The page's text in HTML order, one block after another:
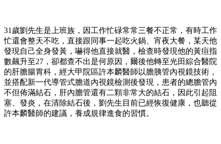
31歲劉先生是上班族，因工作忙碌常常三餐不正常，有時工作
忙還會整天不吃，直接跟同事一起吃火鍋、宵夜大餐，某天他
發現自己全身發黃，嚇得他直接就醫，檢查時發現他的黃疸指
數飆升至27，卻都查不出是何原因，爾後他轉至光田綜合醫院
的肝膽腸胃科，經大甲院區許本麟醫師以膽胰管內視鏡技術，
並搭配新一代導管式膽道內視鏡檢測後發現，患者的總膽管內
不但佈滿結石，肝內膽管還有二顆非常大的結石，因此引起阻
塞、發炎，在清除結石後，劉先生目前已經恢復健康，也聽從
許本麟醫師的建議，養成規律進食的習慣。